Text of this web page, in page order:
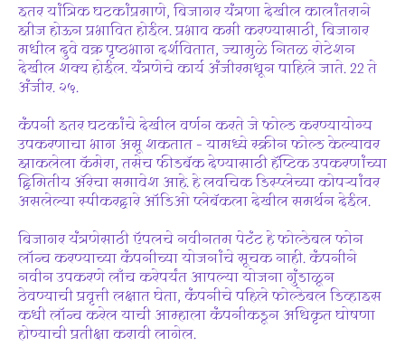
इतर यांत्रिक घटकांप्रमाणे, बिजागर यंत्रणा देखील कालांतराने
झीज होऊन प्रभावित होईल. प्रभाव कमी करण्यासाठी, बिजागर
मधील दुवे वक्र पृष्ठभाग दर्शवितात, ज्यामुळे नितळ रोटेशन
देखील शक्य होईल. यंत्रणेचे कार्य अंजीरमधून पाहिले जाते. 22 ते
अंजीर. २५.
कंपनी इतर घटकांचे देखील वर्णन करते जे फोल्ड करण्यायोग्य
उपकरणाचा भाग असू शकतात – यामध्ये स्क्रीन फोल्ड केल्यावर
झाकलेला कॅमेरा, तसेच फीडबॅक देण्यासाठी हॅप्टिक उपकरणांच्या
द्विमितीय ॲरेचा समावेश आहे. हे लवचिक डिस्प्लेच्या कोपऱ्यांवर
असलेल्या स्पीकरद्वारे ऑडिओ प्लेबॅकला देखील समर्थन देईल.
बिजागर यंत्रणेसाठी ऍपलचे नवीनतम पेटंट हे फोल्डेबल फोन
लॉन्च करण्याच्या कंपनीच्या योजनांचे सूचक नाही. कंपनीने
नवीन उपकरणे लाँच करेपर्यंत आपल्या योजना गुंडाळून
ठेवण्याची प्रवृत्ती लक्षात घेता, कंपनीचे पहिले फोल्डेबल डिव्हाइस
कधी लॉन्च करेल याची आम्हाला कंपनीकडून अधिकृत घोषणा
होण्याची प्रतीक्षा करावी लागेल.